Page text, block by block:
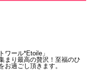
ワール*Etoile」
まり最高の贅沢！至福のひ
お過ごし頂きます。